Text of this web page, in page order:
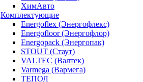
ХимАвто
Комплектующие
Energoflex (Энергофлекс)
Energofloor (Энергофлор)
Energopack (Энергопак)
STOUT (Стаут)
VALTEC (Валтек)
Varmega (Вармега)
ТЕПОЛ